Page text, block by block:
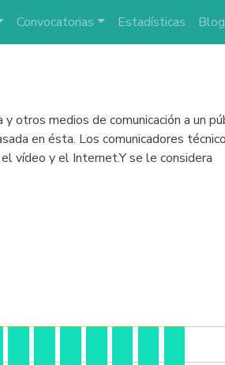
Convocatorias Estadísticas Blog
otros medios de comunicación a un
en ésta. Los comunicadores
vídeo y el Internet.Y se le considera